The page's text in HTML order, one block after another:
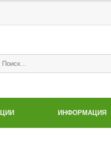
ИНФОРМАЦИЯ